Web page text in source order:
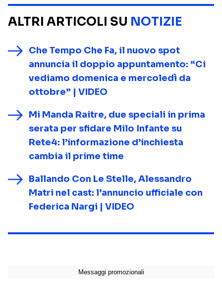
ALTRI ARTICOLI SU NOTIZIE
Che Tempo Che Fa, il nuovo spot
annuncia il doppio appuntamento: “Ci
vediamo domenica e mercoledì da
ottobre” | VIDEO
Mi Manda Raitre, due speciali in prima
serata per sfidare Milo Infante su
Rete4: l’informazione d’inchiesta
cambia il prime time
Ballando Con Le Stelle, Alessandro
Matri nel cast: l’annuncio ufficiale con
Federica Nargi | VIDEO